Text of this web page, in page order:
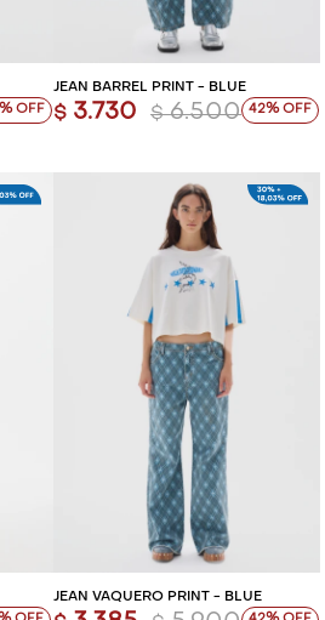
JEAN BARREL PRINT - BLUE
$ 3.730 $ 6.500 42
JEAN VAQUERO PRINT - BLUE